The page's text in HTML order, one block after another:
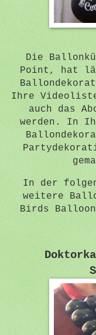
Die
Point, hat
Ihre
auch das
werden. In
In der
weitere
Birds